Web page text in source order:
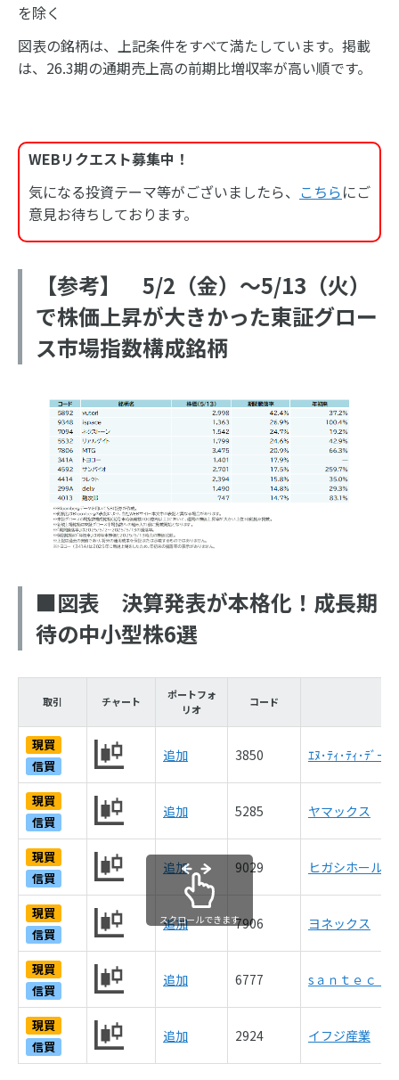
を除く
図表の銘柄は、上記条件をすべて満たしています。掲載
は、26.3期の通期売上高の前期比増収率が高い順です。
WEBリクエスト募集中！
気になる投資テーマ等がございましたら、 こちらにご
意見お待ちしております。
【参考】 5/2（金）～5/13（火）
で株価上昇が大きかった東証グロー
ス市場指数構成銘柄
■図表 決算発表が本格化！成長期
待の中小型株6選
取引 チャート
ポートフォ
リオ
コード
現買
信買
追加 3850 ｴﾇ･ﾃｨ･ﾃｨ･ﾃﾞｰﾀ
現買
信買
追加 5285 ヤマックス
現買
信買
追加 9029 ヒガシホール
現買
信買
追加 7906 ヨネックス
現買
信買
追加 6777 sａｎｔｅｃ
現買
信買
追加 2924 イフジ産業
スクロールできます